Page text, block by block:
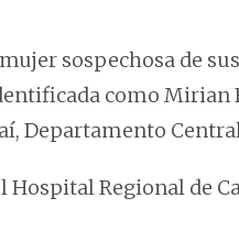
sospechosa de
como Mirian
Departamento
Regional de